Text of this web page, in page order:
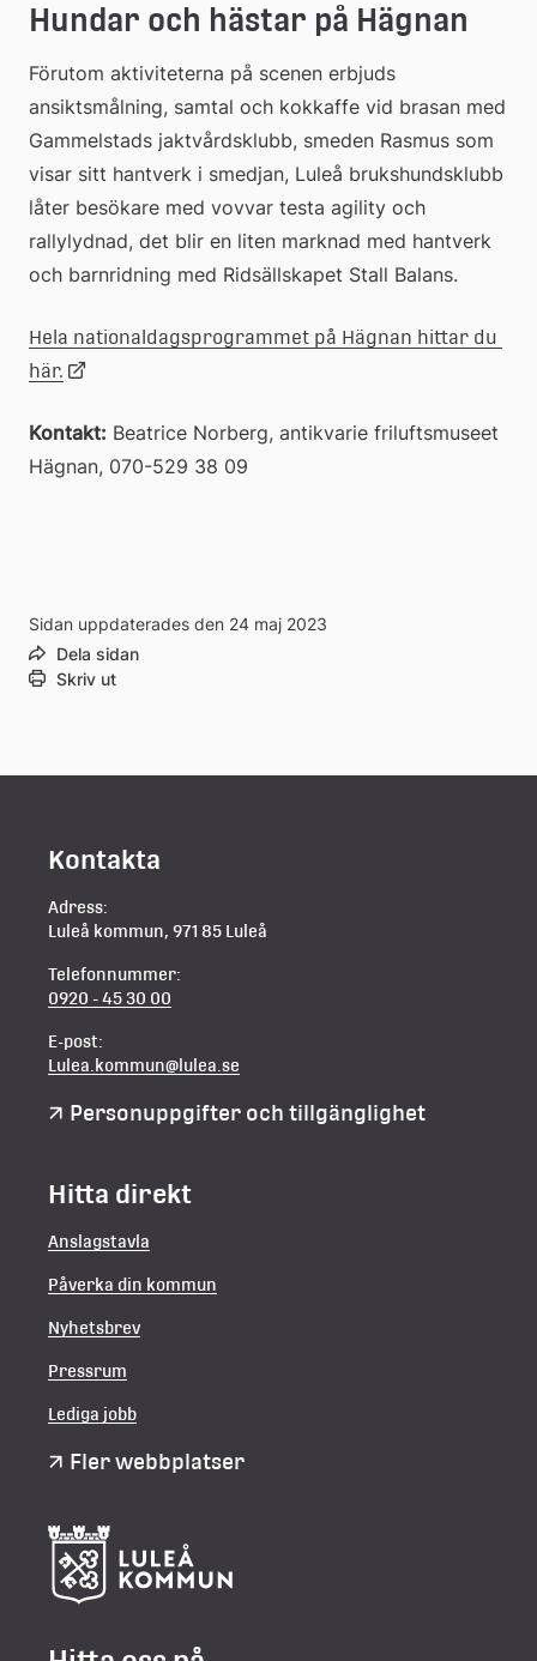
Hundar och hästar på Hägnan
Förutom aktiviteterna på scenen erbjuds
ansiktsmålning, samtal och kokkaffe vid brasan med
Gammelstads jaktvårdsklubb, smeden Rasmus som
visar sitt hantverk i smedjan, Luleå brukshundsklubb
låter besökare med vovvar testa agility och
rallylydnad, det blir en liten marknad med hantverk
och barnridning med Ridsällskapet Stall Balans.
Hela nationaldagsprogrammet på Hägnan hittar du
här. Länk
till
Kontakt: Beatrice Norberg, antikvarie friluftsmuseet
Hägnan, 070-529 38 09
Sidan uppdaterades den 24 maj 2023
Dela sidan
Skriv ut
Kontakta
Adress:
Luleå kommun, 971 85 Luleå
Telefonnummer:
0920 - 45 30 00
E-post:
Lulea.kommun@lulea.se
Personuppgifter och tillgänglighet
Hitta direkt
Anslagstavla
Påverka din kommun
Nyhetsbrev
Pressrum
Lediga jobb
Fler webbplatser